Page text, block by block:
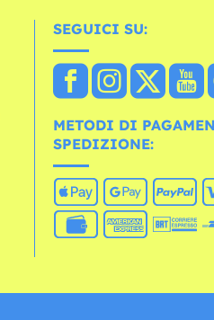
SEGUICI SU:
METODI DI
SPEDIZIONE: